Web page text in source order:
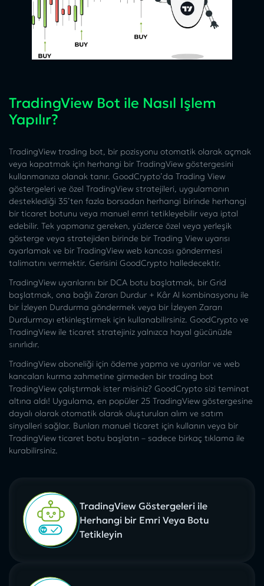
TradingView Bot ile Nasıl Işlem
Yapılır?
TradingView trading bot, bir pozisyonu otomatik olarak açmak
veya kapatmak için herhangi bir TradingView göstergesini
kullanmanıza olanak tanır. GoodCrypto’da Trading View
göstergeleri ve özel TradingView stratejileri, uygulamanın
desteklediği 35’ten fazla borsadan herhangi birinde herhangi
bir ticaret botunu veya manuel emri tetikleyebilir veya iptal
edebilir. Tek yapmanız gereken, yüzlerce özel veya yerleşik
gösterge veya stratejiden birinde bir Trading View uyarısı
ayarlamak ve bir TradingView web kancası göndermesi
talimatını vermektir. Gerisini GoodCrypto halledecektir.
TradingView uyarılarını bir DCA botu başlatmak, bir Grid
başlatmak, ona bağlı Zararı Durdur + Kâr Al kombinasyonu ile
bir İzleyen Durdurma göndermek veya bir İzleyen Zararı
Durdurmayı etkinleştirmek için kullanabilirsiniz. GoodCrypto ve
TradingView ile ticaret stratejiniz yalnızca hayal gücünüzle
sınırlıdır.
TradingView aboneliği için ödeme yapma ve uyarılar ve web
kancaları kurma zahmetine girmeden bir trading bot
TradingView çalıştırmak ister misiniz? GoodCrypto sizi teminat
altına aldı! Uygulama, en popüler 25 TradingView göstergesine
dayalı olarak otomatik olarak oluşturulan alım ve satım
sinyalleri sağlar. Bunları manuel ticaret için kullanın veya bir
TradingView ticaret botu başlatın – sadece birkaç tıklama ile
kurabilirsiniz.
TradingView Göstergeleri ile
Herhangi bir Emri Veya Botu
Tetikleyin